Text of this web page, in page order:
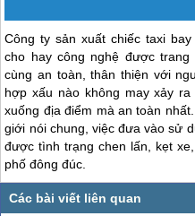
Công ty sản xuất chiếc taxi bay
cho hay công nghệ được
cùng an toàn, thân thiện với
hợp xấu nào không may xảy
xuống địa điểm mà an toàn
giới nói chung, việc đưa vào sử
được tình trạng chen lấn, kẹt
phố đông đúc.